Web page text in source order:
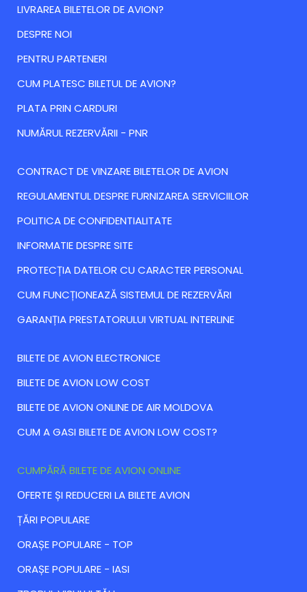
LIVRAREA BILETELOR DE AVION?
DESPRE NOI
PENTRU PARTENERI
CUM PLATESC BILETUL DE AVION?
PLATA PRIN CARDURI
NUMĂRUL REZERVĂRII - PNR
CONTRACT DE VINZARE BILETELOR DE AVION
REGULAMENTUL DESPRE FURNIZAREA SERVICIILOR
POLITICA DE CONFIDENTIALITATE
INFORMATIE DESPRE SITE
PROTECȚIA DATELOR CU CARACTER PERSONAL
CUM FUNCȚIONEAZĂ SISTEMUL DE REZERVĂRI
GARANȚIA PRESTATORULUI VIRTUAL INTERLINE
BILETE DE AVION ELECTRONICE
BILETE DE AVION LOW COST
BILETE DE AVION ONLINE DE AIR MOLDOVA
CUM A GASI BILETE DE AVION LOW COST?
CUMPĂRĂ BILETE DE AVION ONLINE
ОFERTE ȘI REDUCERI LA BILETE AVION
ȚĂRI POPULARE
ORAȘE POPULARE - TOP
ORAȘE POPULARE - IASI